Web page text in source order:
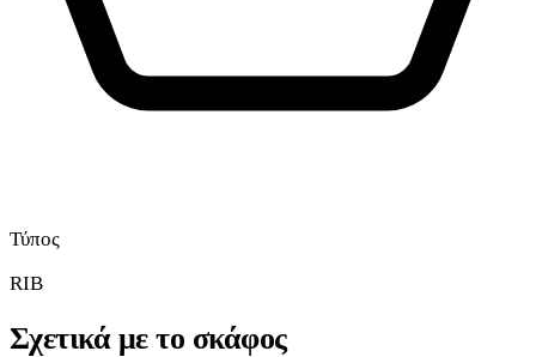
Τύπος
RIB
Σχετικά με το σκάφος